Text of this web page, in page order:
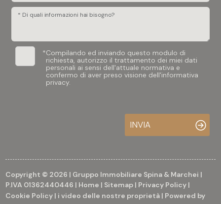
* Di quali informazioni hai bisogno?
*Compilando ed inviando questo modulo di
richiesta, autorizzo il trattamento dei miei dati
personali ai sensi dell'attuale normativa e
confermo di aver preso visione dell'informativa
privacy.
INVIA
Copyright © 2026 | Gruppo Immobiliare Spina & Marchei |
P.IVA 01362440446 | Home | Sitemap | Privacy Policy |
Cookie Policy | i video delle nostre proprietà | Powered by